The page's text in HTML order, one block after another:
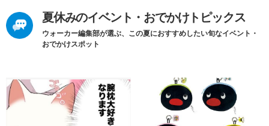
夏休みのイベント・おでかけトピックス
ウォーカー編集部が選ぶ、この夏におすすめしたい旬なイベント・
おでかけスポット